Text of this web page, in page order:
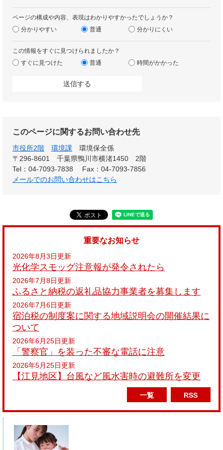
ページの構成や内容、表現はわかりやすかったでしょうか？
分かりやすい
普通 分かりにくい
この情報をすぐに見つけられましたか？
すぐに見つけた
普通 時間がかかった
このページに関するお問い合わせ先
市役所2階 環境課 環境保全係
〒296-8601 千葉県鴨川市横渚1450 2階
Tel：04-7093-7838
Fax：04-7093-7856
メールでのお問い合わせはこちら
重要なお知らせ
2026年8月3日更新
光化学スモッグ注意報が発令されたら
2026年7月8日更新
ふるさと納税の返礼品協力事業者を募集します
2026年7月6日更新
宿泊税の制度案に関する地域説明会の開催結果に
ついて
2026年6月25日更新
「警察官」を装った不審な電話に注意
2026年5月25日更新
【江見地区】台風など風水害時の避難所を変更
一覧 RSS